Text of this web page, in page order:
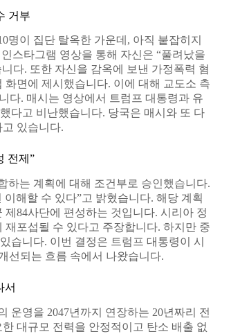
거부
명이 집단 탈옥한 가운데, 아직 붙잡히지
스타그램 영상을 통해 자신은 “풀려났을
다. 또한 자신을 감옥에 보낸 가정폭력 혐
면에 제시했습니다. 이에 대해 교도소 측
다. 매시는 영상에서 트럼프 대통령과 유
다고 비난했습니다. 당국은 매시와 또 다
있습니다.
전제”
하는 계획에 대해 조건부로 승인했습니다.
해할 수 있다”고 밝혔습니다. 해당 계획
84사단에 편성하는 것입니다. 시리아 정
포섭될 수 있다고 주장합니다. 하지만 중
습니다. 이번 결정은 트럼프 대통령이 시
선되는 흐름 속에서 나왔습니다.
서
운영을 2047년까지 연장하는 20년짜리 전
대규모 전력을 안정적이고 탄소 배출 없